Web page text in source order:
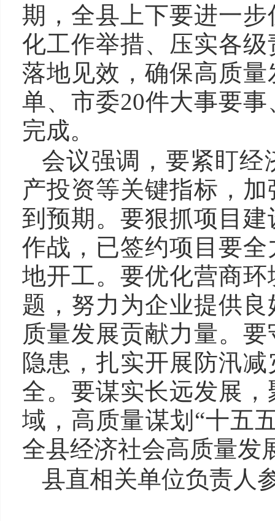
期，全县上下要进一
化工作举措、压实各
落地见效，确保高质
单、市委20件大事要
完成。
会议强调，要紧盯经
产投资等关键指标，
到预期。要狠抓项目
作战，已签约项目要
地开工。要优化营商
题，努力为企业提供
质量发展贡献力量。
隐患，扎实开展防汛
全。要谋实长远发展
域，高质量谋划“十五
全县经济社会高质量发
县直相关单位负责人